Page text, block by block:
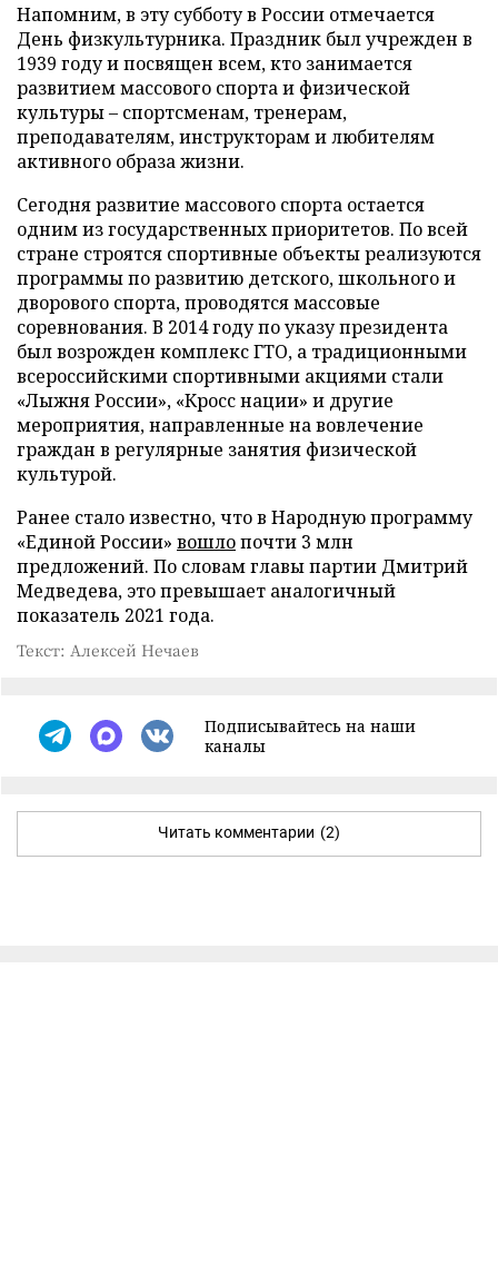
Напомним, в эту субботу в России отмечается
День физкультурника. Праздник был учрежден в
1939 году и посвящен всем, кто занимается
развитием массового спорта и физической
культуры – спортсменам, тренерам,
преподавателям, инструкторам и любителям
активного образа жизни.
Сегодня развитие массового спорта остается
одним из государственных приоритетов. По всей
стране строятся спортивные объекты реализуются
программы по развитию детского, школьного и
дворового спорта, проводятся массовые
соревнования. В 2014 году по указу президента
был возрожден комплекс ГТО, а традиционными
всероссийскими спортивными акциями стали
«Лыжня России», «Кросс нации» и другие
мероприятия, направленные на вовлечение
граждан в регулярные занятия физической
культурой.
Ранее стало известно, что в Народную программу
«Единой России» вошлопочти 3 млн
предложений. По словам главы партии Дмитрий
Медведева, это превышает аналогичный
показатель 2021 года.
Текст: Алексей Нечаев
Подписывайтесь на наши
каналы
Читать комментарии (2)